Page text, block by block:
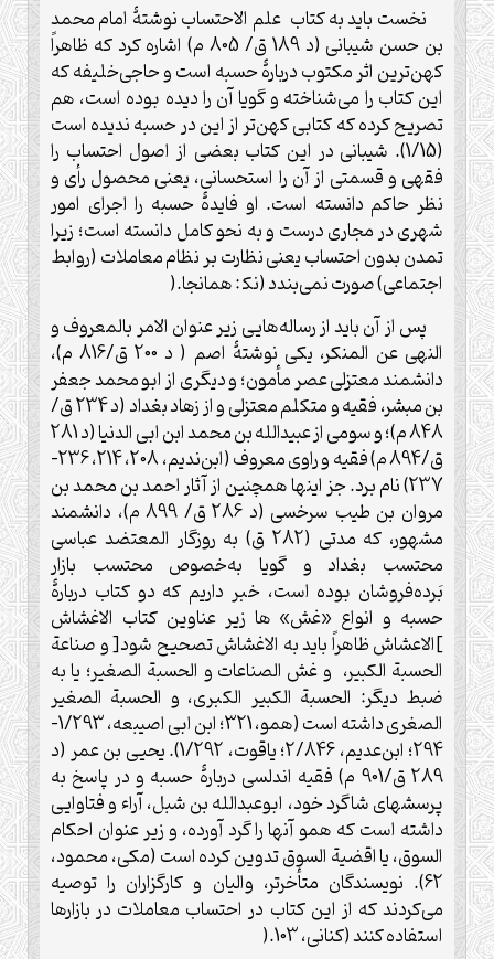
نخست باید به کتاب علم الاحتساب نوشتۀ امام محمد
بن حسن شیبانی (د 189 ق/ 805 م) اشاره کرد که ظاهراً
کهن‌ترین اثر مکتوب دربارۀ حسبه است و حاجی‌خلیفه که
این کتاب را می‌شناخته و گویا آن را دیده بوده است، هم
تصریح کرده که کتابی کهن‌تر از این در حسبه ندیده است
(1/15). شیبانی در این کتاب بعضی از اصول احتساب را
فقهی و قسمتی از آن را استحسانی، یعنی محصول رأی و
نظر حاکم دانسته است. او فایدۀ حسبه را اجرای امور
شهری در مجاری درست و به نحو کامل دانسته است؛ زیرا
تمدن بدون احتساب یعنی نظارت بر نظام معاملات (روابط
اجتماعی) صورت نمی‌بندد (نک‍ : همانجا).
پس از آن باید از رساله‌هایی زیر عنوان الامر بالمعروف و
النهی عن المنکر، یکی نوشتۀ اصم ( د 200 ق/816 م)،
دانشمند معتزلی عصر مأمون؛ و دیگری از ابو محمد جعفر
بن مبشر، فقیه و متکلم معتزلی و از زهاد بغداد (د 234 ق/
848 م)؛ و سومی از عبیدالله بن محمد ابن ابی الدنیا (د 281
ق/894 م) فقیه و راوی معروف (ابن‌ندیم، 208، 214، 236-
237) نام برد. جز اینها همچنین از آثار احمد بن محمد بن
مروان بن طیب سرخسی (د 286 ق/ 899 م)، دانشمند
مشهور، که مدتی (282 ق) به روزگار المعتضد عباسی
محتسب بغداد و گویا به‌خصوص محتسب بازار
بَرده‌فروشان بوده است، خبر داریم که دو کتاب دربارۀ
حسبه و انواع «غش» ها زیر عناوین کتاب الاغشاش
]الاعشاش ظاهراً باید به الاغشاش تصحیح شود[ و صناعة
الحسبة الکبیر، و غش الصناعات و الحسبة الصغیر؛ یا به
ضبط دیگر: الحسبة الکبیر الکبرى، و الحسبة الصغیر
الصغرى داشته است (همو، 321؛ ابن ابی اصیبعه، 1/293-
294؛ ابن‌عدیم، 2/846؛ یاقوت، 1/292). یحیی بن عمر (د
289 ق/901 م) فقیه اندلسی دربارۀ حسبه و در پاسخ به
پرسشهای شاگرد خود، ابوعبدالله بن شبل، آراء و فتاوایی
داشته است که همو آنها را گرد آورده، و زیر عنوان احکام
السوق، یا اقضیة السوق تدوین کرده است (مکی، محمود،
62). نویسندگان متأخرتر، والیان و کارگزاران را توصیه
می‌کردند که از این کتاب در احتساب معاملات در بازارها
استفاده کنند (کنانی، 103
).